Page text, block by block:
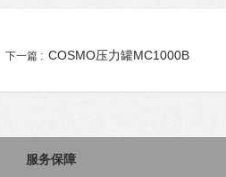
下一篇 : COSMO压力罐MC1000B
服务保障